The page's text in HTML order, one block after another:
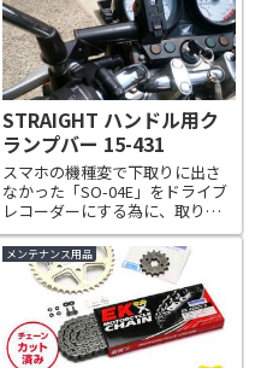
コンビニフックが付いた物があ
りましたので、現在はその物を
左側のフレー...
STRAIGHT ハンドル用ク
ランプバー 15-431
スマホの機種変で下取りに出さ
なかった「SO-04E」をドライブ
レコーダーにする為に、取り付
けステーとして購入しました
が、ここに取り付けて実際に撮
影してみるとラジエーターの熱
で歪んで撮影されるので、最終
的には車体の左側フレームにド
ライブレコー...
メンテナンス用品